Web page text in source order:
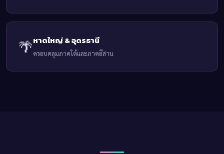
🌴หาดใหญ่ & อุดรธานี
ครอบคลุมภาคใต้และภาคอีสาน